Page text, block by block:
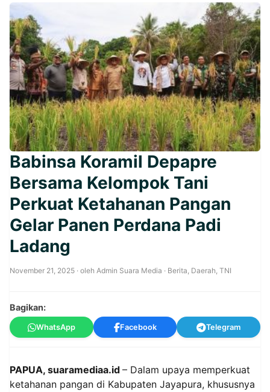
Babinsa Koramil Depapre
Bersama Kelompok Tani
Perkuat Ketahanan Pangan
Gelar Panen Perdana Padi
Ladang
November 21, 2025 · oleh Admin Suara Media · Berita, Daerah, TNI
Bagikan:
WhatsApp Facebook Telegram
PAPUA, suaramediaa.id – Dalam upaya memperkuat
ketahanan pangan di Kabupaten Jayapura, khususnya